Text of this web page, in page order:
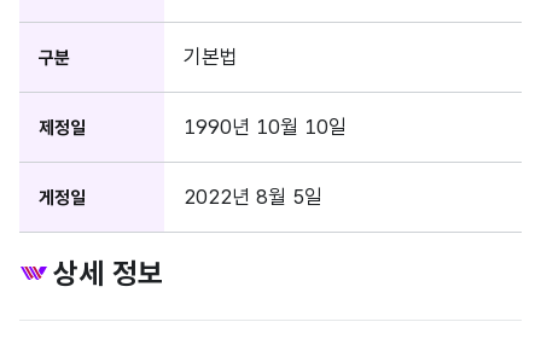
구분 기본법
제정일 1990년 10월 10일
게정일 2022년 8월 5일
상세 정보